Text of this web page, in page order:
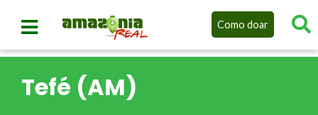
Como doar
Tefé (AM)